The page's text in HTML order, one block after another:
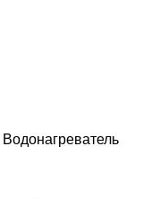
Водонагреватель